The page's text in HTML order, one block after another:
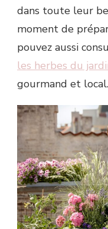
dans toute leur
moment de
pouvez aussi
les herbes du
gourmand et local.